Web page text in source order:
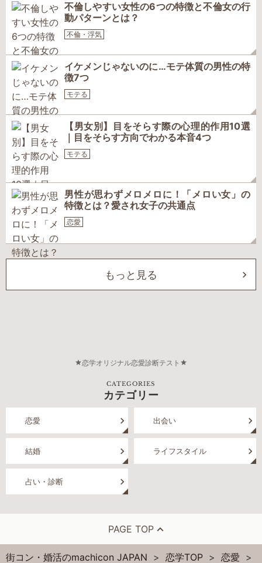
不倫しやすい女性の6つの特徴と不倫女の行
動パターンとは？
不倫・浮気
イケメンじゃないのに…モテ体質の男性の特
徴7つ
モテる
【男女別】目をそらす際の心理的作用10選
｜目をそらす方向でわかる本音4つ
モテる
男性が思わずメロメロに！「メロい女」の
特徴とは？愛され女子の共通点
恋愛
もっと見る
恋学オリジナル恋愛診断テスト
CATEGORIES
カテゴリー
恋愛 出会い
結婚 ライフスタイル
占い・診断
PAGE TOP
街コン・婚活のmachicon JAPAN 恋学TOP 恋愛